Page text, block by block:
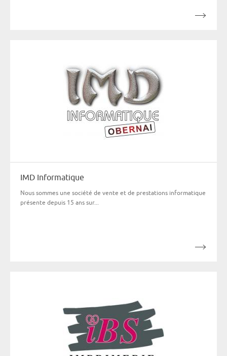
IMD Informatique
Nous sommes une société de vente et de prestations informatique
présente depuis 15 ans sur...